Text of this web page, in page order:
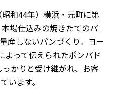
和44年）横浜・元町に第
場仕込みの焼きたてのパ
産しないパンづくり。ヨー
よって伝えられたポンパド
かりと受け継がれ、お客
います。